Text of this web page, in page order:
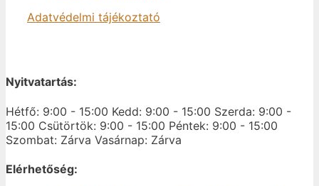
Adatvédelmi tájékoztató
Nyitvatartás:
Hétfő: 9:00 - 15:00 Kedd: 9:00 - 15:00 Szerda: 9:00 -
15:00 Csütörtök: 9:00 - 15:00 Péntek: 9:00 - 15:00
Szombat: Zárva Vasárnap: Zárva
Elérhetőség: